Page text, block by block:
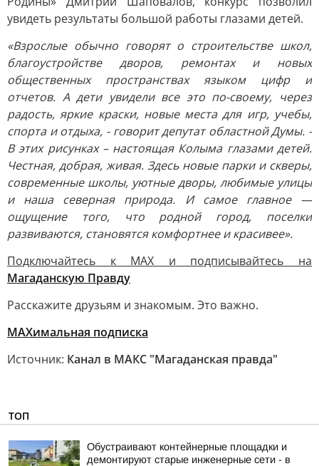
увидеть результаты большой работы глазами детей.
«Взрослые обычно говорят о строительстве школ,
благоустройстве дворов, ремонтах и новых
общественных пространствах языком цифр и
отчетов. А дети увидели все это по-своему, через
радость, яркие краски, новые места для игр, учебы,
спорта и отдыха, - говорит депутат областной Думы. -
В этих рисунках – настоящая Колыма глазами детей.
Честная, добрая, живая. Здесь новые парки и скверы,
современные школы, уютные дворы, любимые улицы
и наша северная природа. И самое главное —
ощущение того, что родной город, поселки
развиваются, становятся комфортнее и красивее».
Подключайтесь к MAX и подписывайтесь на
Магаданскую Правду
Расскажите друзьям и знакомым. Это важно.
МАХимальная подписка
Источник: Канал в МАКС "Магаданская правда"
ТОП
Обустраивают контейнерные площадки и
демонтируют старые инженерные сети - в